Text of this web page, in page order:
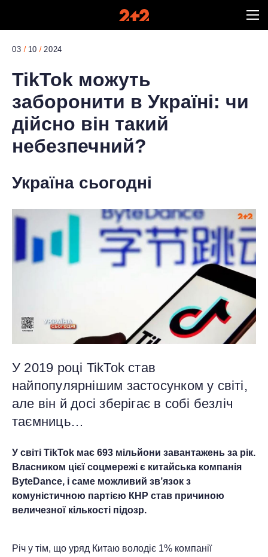
03 10 2024
TikTok можуть
заборонити в Україні: чи
дійсно він такий
небезпечний?
Україна сьогодні
У 2019 році TikTok став
найпопулярнішим застосунком у світі,
але він й досі зберігає в собі безліч
таємниць…
У світі TikTok має 693 мільйони завантажень за рік.
Власником цієї соцмережі є китайська компанія
ByteDance, і саме можливий зв’язок з
комуністичною партією КНР став причиною
величезної кількості підозр.
Річ у тім, що уряд Китаю володіє 1% компанії